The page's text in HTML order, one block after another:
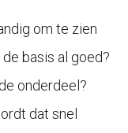
om te zien
basis al goed?
onderdeel?
dat snel